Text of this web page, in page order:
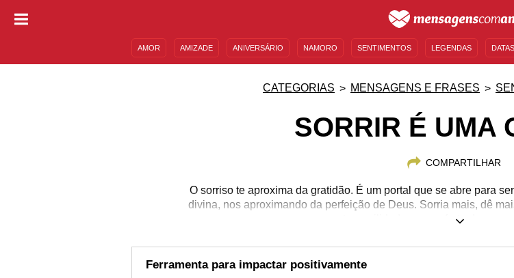
AMOR AMIZADE ANIVERSÁRIO NAMORO SENTIMENTOS LEGENDAS
CATEGORIAS MENSAGENS E FRASES
SORRIR É UMA
COMPARTILHAR
O sorriso te aproxima da gratidão. É um portal que se abre para
divina, nos aproximando da perfeição de Deus. Sorria mais, dê
tranquilidade e o conforto de um
Ferramenta para impactar positivamente